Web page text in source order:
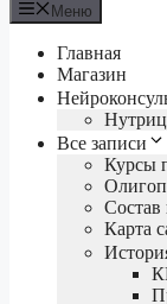
Меню
Главная
Магазин
Все записи
Курсы
Состав
Карта